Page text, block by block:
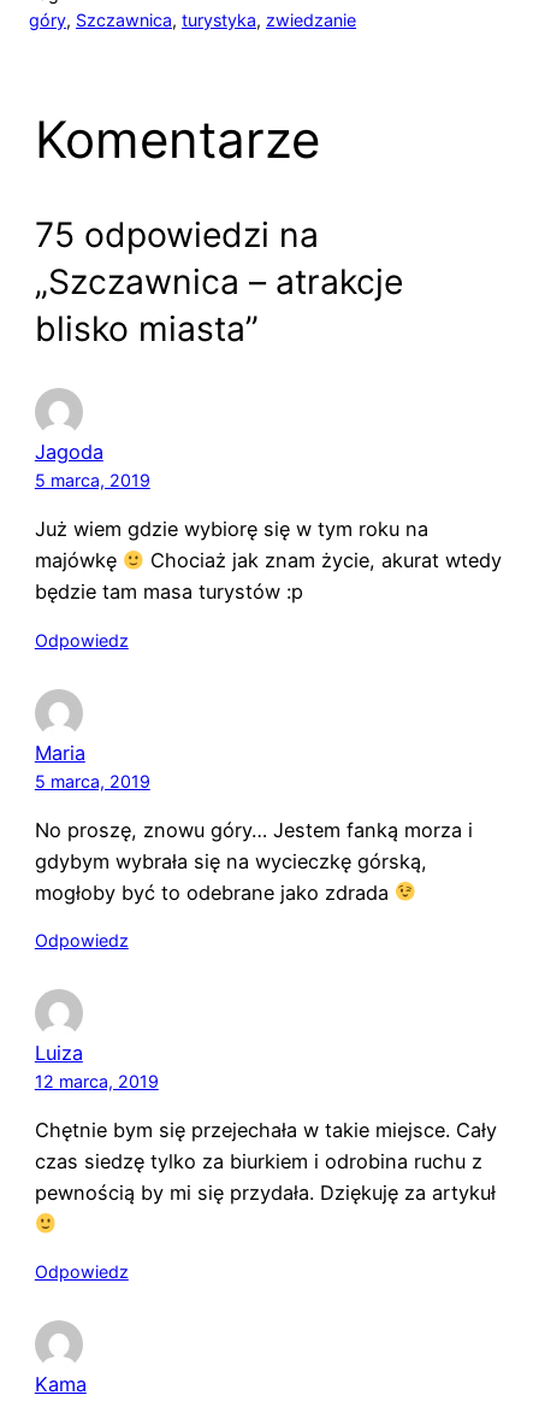
góry, Szczawnica, turystyka, zwiedzanie
Komentarze
75 odpowiedzi na
„Szczawnica – atrakcje
blisko miasta”
Jagoda
5 marca, 2019
Już wiem gdzie wybiorę się w tym roku na
majówkę
Chociaż jak znam życie, akurat wtedy
będzie tam masa turystów :p
Odpowiedz
Maria
5 marca, 2019
No proszę, znowu góry… Jestem fanką morza i
gdybym wybrała się na wycieczkę górską,
mogłoby być to odebrane jako zdrada
Odpowiedz
Luiza
12 marca, 2019
Chętnie bym się przejechała w takie miejsce. Cały
czas siedzę tylko za biurkiem i odrobina ruchu z
pewnością by mi się przydała. Dziękuję za artykuł
Odpowiedz
Kama